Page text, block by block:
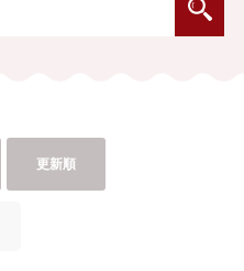
更新順